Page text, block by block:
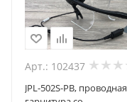
Арт.: 102437
JPL-502S-PB, проводная